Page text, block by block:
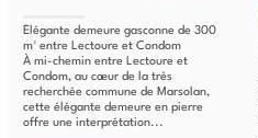
Élégante demeure gasconne de 300
m² entre Lectoure et Condom
À mi-chemin entre Lectoure et
Condom, au cœur de la très
recherchée commune de Marsolan,
cette élégante demeure en pierre
offre une interprétation...